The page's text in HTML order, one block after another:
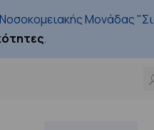
Μονάδας
.